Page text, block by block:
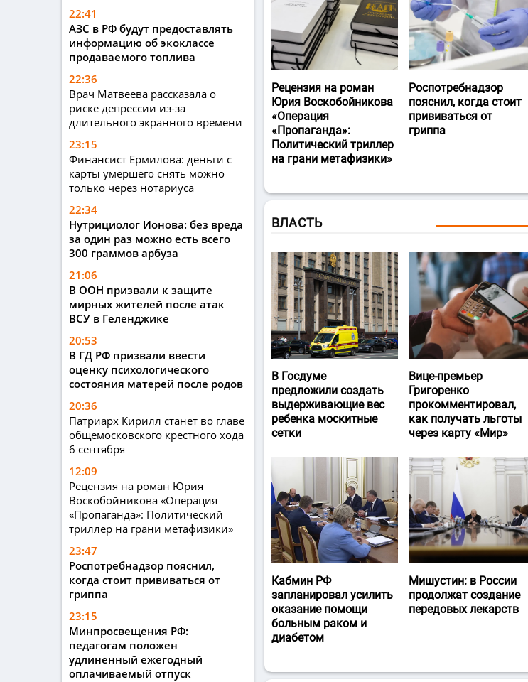
22:41
АЗС в РФ будут предоставлять
информацию об экоклассе
продаваемого топлива
22:36
Врач Матвеева рассказала о
риске депрессии из-за
длительного экранного времени
23:15
Финансист Ермилова: деньги с
карты умершего снять можно
только через нотариуса
22:34
Нутрициолог Ионова: без вреда
за один раз можно есть всего
300 граммов арбуза
21:06
В ООН призвали к защите
мирных жителей после атак
ВСУ в Геленджике
20:53
В ГД РФ призвали ввести
оценку психологического
состояния матерей после родов
20:36
Патриарх Кирилл станет во главе
общемосковского крестного хода
6 сентября
12:09
Рецензия на роман Юрия
Воскобойникова «Операция
«Пропаганда»: Политический
триллер на грани метафизики»
23:47
Роспотребнадзор пояснил,
когда стоит прививаться от
гриппа
23:15
Минпросвещения РФ:
педагогам положен
удлиненный ежегодный
оплачиваемый отпуск
Рецензия на роман
Юрия Воскобойникова
«Операция
«Пропаганда»:
Политический триллер
на грани метафизики»
Роспотребнадзор
пояснил, когда стоит
прививаться от
гриппа
ВЛАСТЬ
В Госдуме
предложили создать
выдерживающие вес
ребенка москитные
сетки
Вице-премьер
Григоренко
прокомментировал,
как получать льготы
через карту «Мир»
Кабмин РФ
запланировал усилить
оказание помощи
больным раком и
диабетом
Мишустин: в России
продолжат создание
передовых лекарств